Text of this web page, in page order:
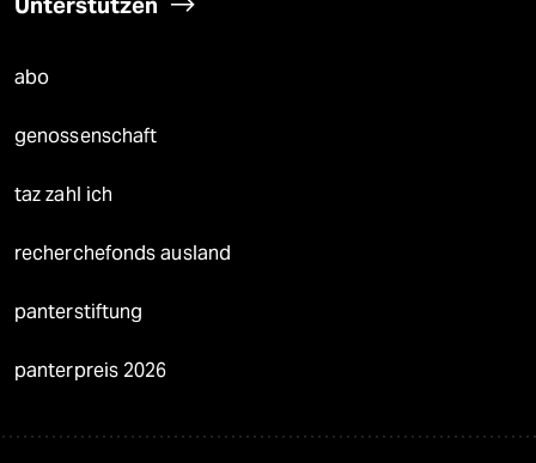
abo
genossenschaft
taz zahl ich
recherchefonds ausland
panterstiftung
panterpreis 2026